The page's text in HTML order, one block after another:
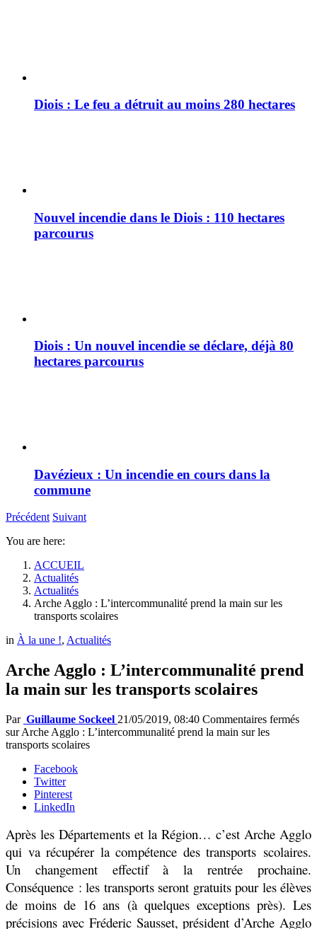
Diois : Le feu a détruit au moins 280 hectares
Nouvel incendie dans le Diois : 110 hectares
parcourus
Diois : Un nouvel incendie se déclare, déjà 80
hectares parcourus
Davézieux : Un incendie en cours dans la
commune
Précédent Suivant
You are here:
ACCUEIL
Actualités
Actualités
Arche Agglo : L’intercommunalité prend la main sur les
transports scolaires
in À la une !, Actualités
Arche Agglo : L’intercommunalité prend
la main sur les transports scolaires
Par Guillaume Sockeel 21/05/2019, 08:40 Commentaires fermés
sur Arche Agglo : L’intercommunalité prend la main sur les
transports scolaires
Facebook
Twitter
Pinterest
LinkedIn
Après les Départements et la Région… c’est Arche Agglo
qui va récupérer la compétence des transports scolaires.
Un changement effectif à la rentrée prochaine.
Conséquence : les transports seront gratuits pour les élèves
de moins de 16 ans (à quelques exceptions près). Les
précisions avec Fréderic Sausset, président d’Arche Agglo